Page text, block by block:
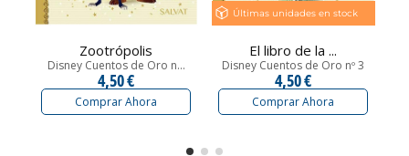
Zootrópolis
Disney Cuentos de Oro n...
4,50 €
Comprar Ahora
Últimas unidades en stock
El libro de la ...
Disney Cuentos de Oro nº 3
4,50 €
Comprar Ahora